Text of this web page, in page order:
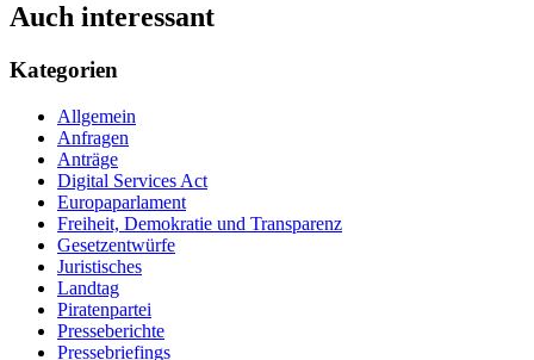
Auch interessant
Kategorien
Allgemein
Anfragen
Anträge
Digital Services Act
Europaparlament
Freiheit, Demokratie und Transparenz
Gesetzentwürfe
Juristisches
Landtag
Piratenpartei
Presseberichte
Pressebriefings